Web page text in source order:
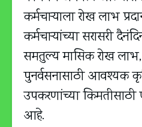
कर्मचाऱ्याला रोख लाभ
कर्मचार्‍यांच्या सरासरी
समतुल्य मासिक रोख
पुनर्वसनासाठी आवश्यक
उपकरणांच्या
आहे.